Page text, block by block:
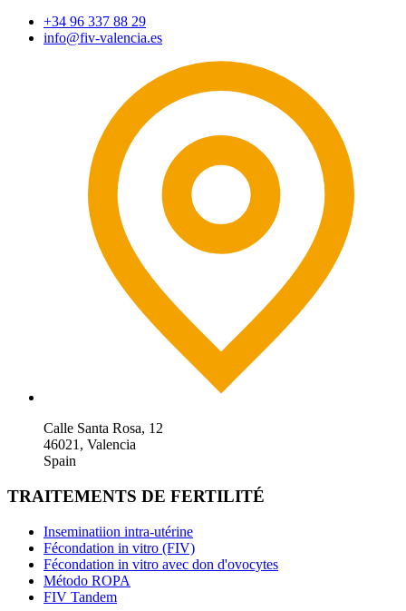
+34 96 337 88 29
info@fiv-valencia.es
Calle Santa Rosa, 12
46021, Valencia
Spain
TRAITEMENTS DE FERTILITÉ
Inseminatiion intra-utérine
Fécondation in vitro (FIV)
Fécondation in vitro avec don d'ovocytes
Método ROPA
FIV Tandem